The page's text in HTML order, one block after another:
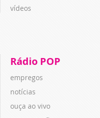
vídeos
Rádio POP
empregos
notícias
ouça ao vivo